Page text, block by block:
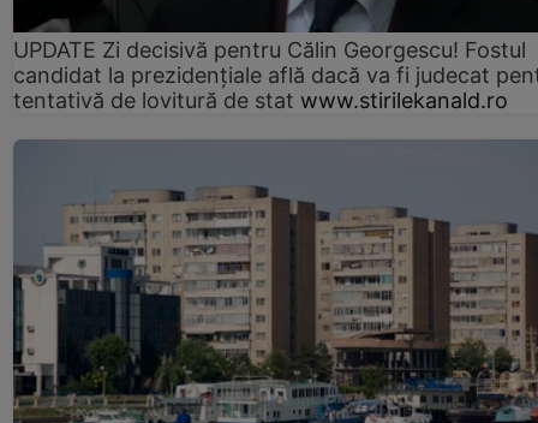
UPDATE Zi decisivă pentru Călin Georgescu! Fostul
candidat la prezidențiale află dacă va fi judecat
tentativă de lovitură de stat www.stirilekanald.ro